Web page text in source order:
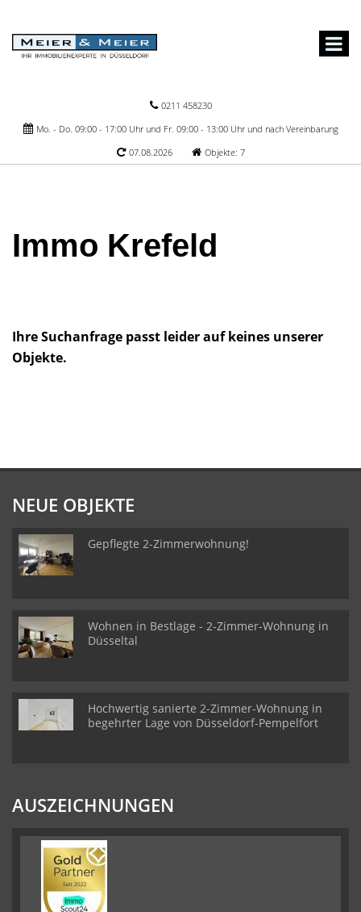
0211 458230
Mo. - Do. 09:00 - 17:00 Uhr und Fr. 09:00 - 13:00 Uhr und nach Vereinbarung
07.08.2026
Objekte: 7
Immo Krefeld
Ihre Suchanfrage passt leider auf keines unserer
Objekte.
NEUE OBJEKTE
Gepflegte 2-Zimmerwohnung!
Wohnen in Bestlage - 2-Zimmer-Wohnung in
Düsseltal
Hochwertig sanierte 2-Zimmer-Wohnung in
begehrter Lage von Düsseldorf-Pempelfort
AUSZEICHNUNGEN